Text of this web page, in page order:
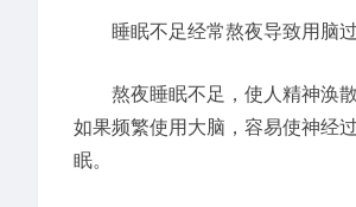
睡眠不足经常熬夜导致用脑
熬夜睡眠不足，使人精神涣散
如果频繁使用大脑，容易使神经
眠。